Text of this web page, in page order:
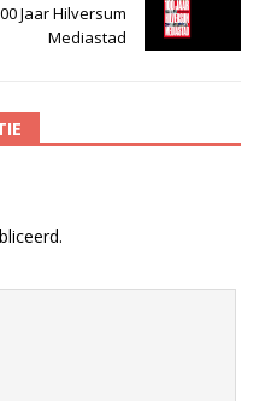
Jaar Hilversum
Mediastad